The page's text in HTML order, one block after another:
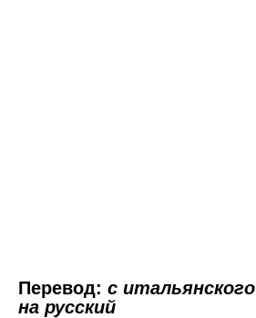
Перевод: с итальянского
на русский